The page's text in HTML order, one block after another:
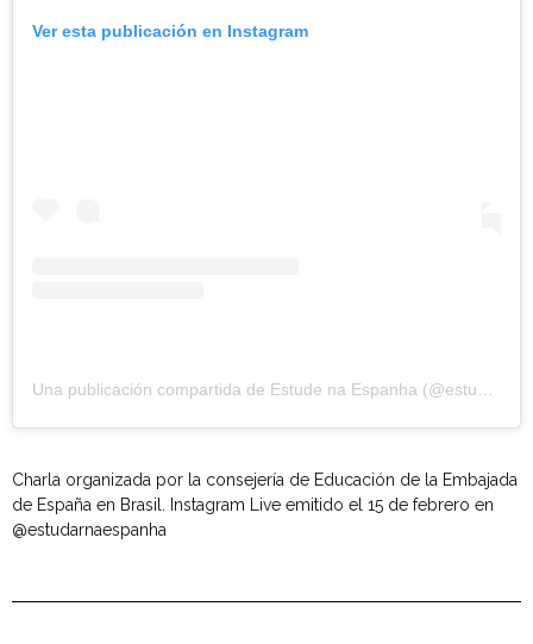
Ver esta publicación en Instagram
Charla organizada por la consejería de Educación de la Embajada
de España en Brasil. Instagram Live emitido el 15 de febrero en
@estudarnaespanha